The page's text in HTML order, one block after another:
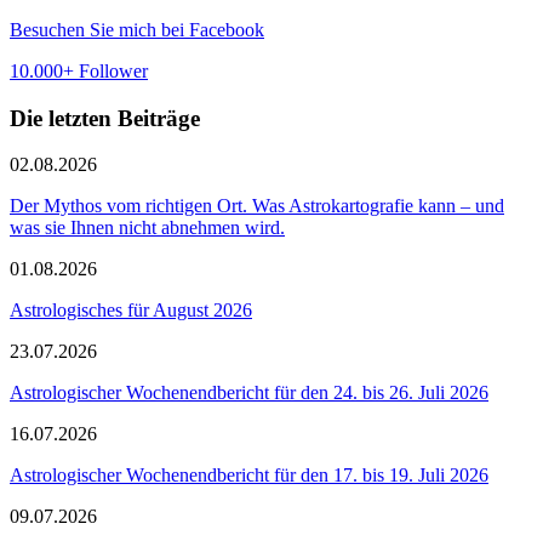
Besuchen Sie mich bei Facebook
10.000+ Follower
Die letzten Beiträge
02.08.2026
Der Mythos vom richtigen Ort. Was Astrokartografie kann – und
was sie Ihnen nicht abnehmen wird.
01.08.2026
Astrologisches für August 2026
23.07.2026
Astrologischer Wochenendbericht für den 24. bis 26. Juli 2026
16.07.2026
Astrologischer Wochenendbericht für den 17. bis 19. Juli 2026
09.07.2026